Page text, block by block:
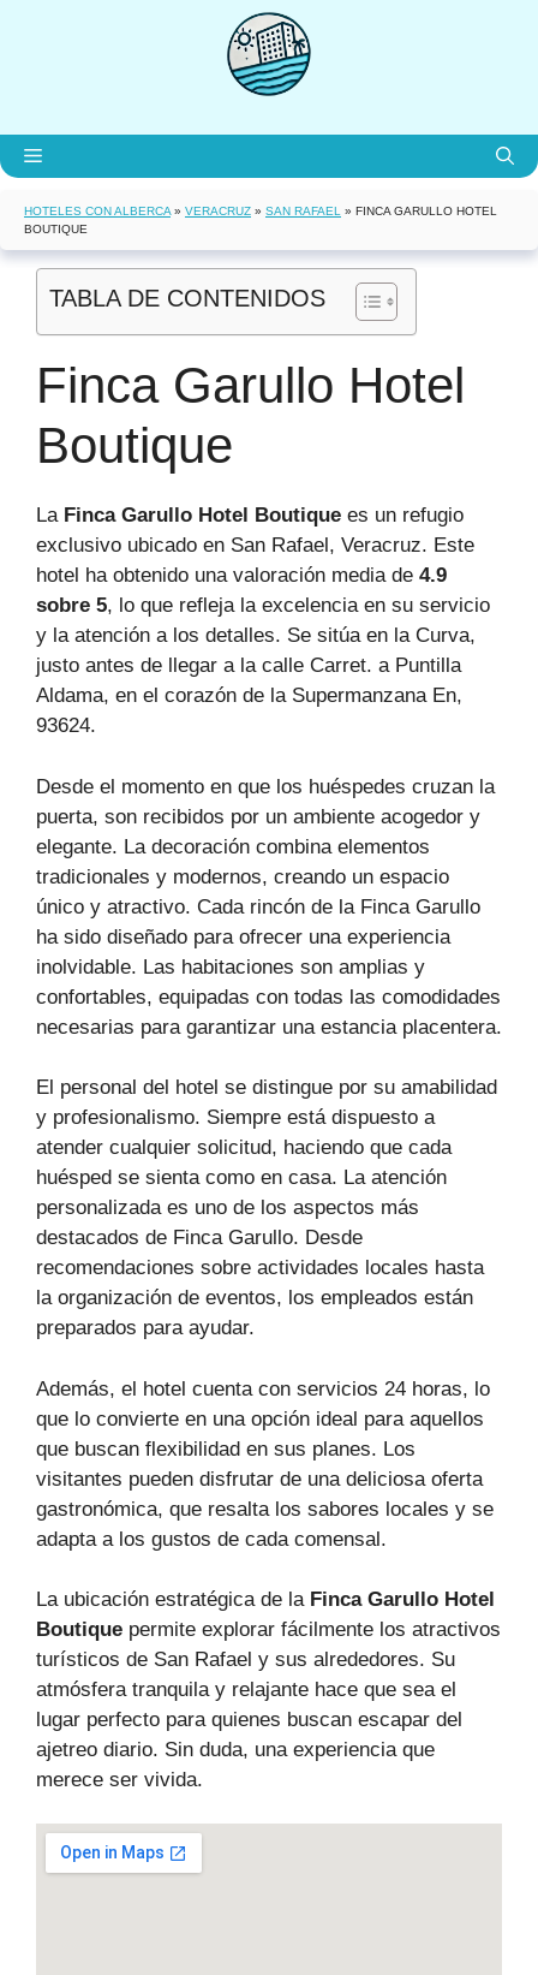
Menú
HOTELES CON ALBERCA » VERACRUZ » SAN RAFAEL » FINCA GARULLO HOTEL
BOUTIQUE
TABLA DE CONTENIDOS
Finca Garullo Hotel
Boutique
La Finca Garullo Hotel Boutique es un refugio
exclusivo ubicado en San Rafael, Veracruz. Este
hotel ha obtenido una valoración media de 4.9
sobre 5, lo que refleja la excelencia en su servicio
y la atención a los detalles. Se sitúa en la Curva,
justo antes de llegar a la calle Carret. a Puntilla
Aldama, en el corazón de la Supermanzana En,
93624.
Desde el momento en que los huéspedes cruzan la
puerta, son recibidos por un ambiente acogedor y
elegante. La decoración combina elementos
tradicionales y modernos, creando un espacio
único y atractivo. Cada rincón de la Finca Garullo
ha sido diseñado para ofrecer una experiencia
inolvidable. Las habitaciones son amplias y
confortables, equipadas con todas las comodidades
necesarias para garantizar una estancia placentera.
El personal del hotel se distingue por su amabilidad
y profesionalismo. Siempre está dispuesto a
atender cualquier solicitud, haciendo que cada
huésped se sienta como en casa. La atención
personalizada es uno de los aspectos más
destacados de Finca Garullo. Desde
recomendaciones sobre actividades locales hasta
la organización de eventos, los empleados están
preparados para ayudar.
Además, el hotel cuenta con servicios 24 horas, lo
que lo convierte en una opción ideal para aquellos
que buscan flexibilidad en sus planes. Los
visitantes pueden disfrutar de una deliciosa oferta
gastronómica, que resalta los sabores locales y se
adapta a los gustos de cada comensal.
La ubicación estratégica de la Finca Garullo Hotel
Boutique permite explorar fácilmente los atractivos
turísticos de San Rafael y sus alrededores. Su
atmósfera tranquila y relajante hace que sea el
lugar perfecto para quienes buscan escapar del
ajetreo diario. Sin duda, una experiencia que
merece ser vivida.